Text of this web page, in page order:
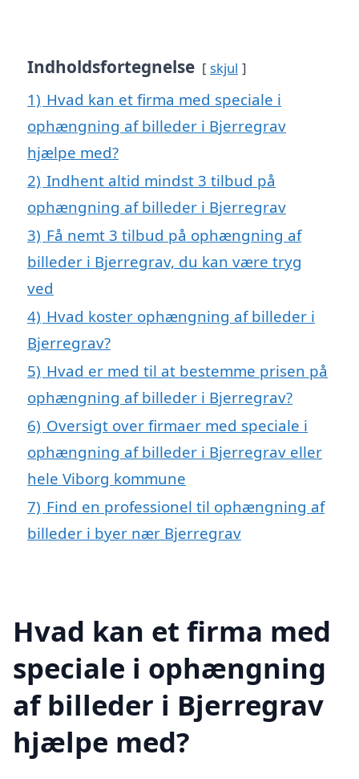
Indholdsfortegnelse skjul
1) Hvad kan et firma med speciale i
ophængning af billeder i Bjerregrav
hjælpe med?
2) Indhent altid mindst 3 tilbud på
ophængning af billeder i Bjerregrav
3) Få nemt 3 tilbud på ophængning af
billeder i Bjerregrav, du kan være tryg
ved
4) Hvad koster ophængning af billeder i
Bjerregrav?
5) Hvad er med til at bestemme prisen på
ophængning af billeder i Bjerregrav?
6) Oversigt over firmaer med speciale i
ophængning af billeder i Bjerregrav eller
hele Viborg kommune
7) Find en professionel til ophængning af
billeder i byer nær Bjerregrav
Hvad kan et firma med
speciale i ophængning
af billeder i Bjerregrav
hjælpe med?